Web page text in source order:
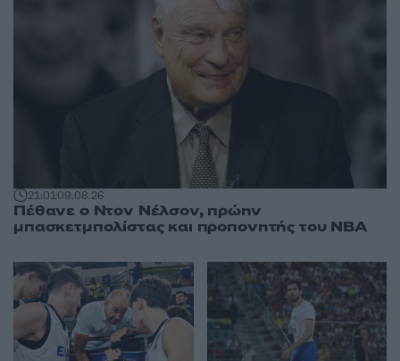
21:0109.08.26
Πέθανε ο Ντον Νέλσον, πρώην
μπασκετμπολίστας και προπονητής του NBA